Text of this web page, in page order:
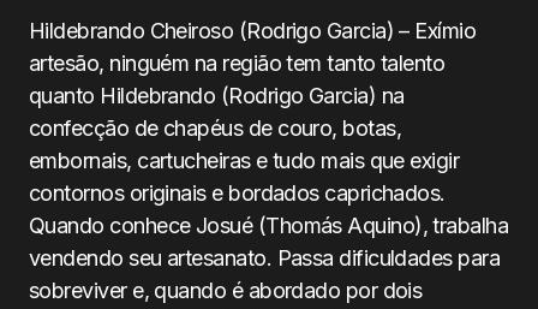
Hildebrando Cheiroso (Rodrigo Garcia) – Exímio
artesão, ninguém na região tem tanto talento
quanto Hildebrando (Rodrigo Garcia) na
confecção de chapéus de couro, botas,
embornais, cartucheiras e tudo mais que exigir
contornos originais e bordados caprichados.
Quando conhece Josué (Thomás Aquino), trabalha
vendendo seu artesanato. Passa dificuldades para
sobreviver e, quando é abordado por dois